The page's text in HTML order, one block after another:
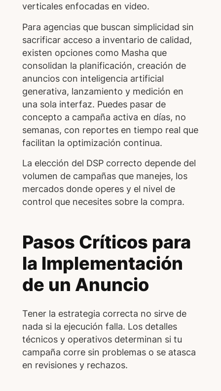
verticales enfocadas en video.
Para agencias que buscan simplicidad sin
sacrificar acceso a inventario de calidad,
existen opciones como Masha que
consolidan la planificación, creación de
anuncios con inteligencia artificial
generativa, lanzamiento y medición en
una sola interfaz. Puedes pasar de
concepto a campaña activa en días, no
semanas, con reportes en tiempo real que
facilitan la optimización continua.
La elección del DSP correcto depende del
volumen de campañas que manejes, los
mercados donde operes y el nivel de
control que necesites sobre la compra.
Pasos Críticos para
la Implementación
de un Anuncio
Tener la estrategia correcta no sirve de
nada si la ejecución falla. Los detalles
técnicos y operativos determinan si tu
campaña corre sin problemas o se atasca
en revisiones y rechazos.